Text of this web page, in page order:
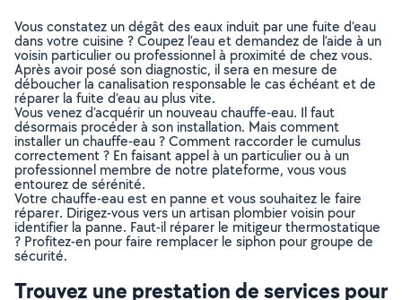
Vous constatez un dégât des eaux induit par une fuite d’eau
dans votre cuisine ? Coupez l’eau et demandez de l’aide à un
voisin particulier ou professionnel à proximité de chez vous.
Après avoir posé son diagnostic, il sera en mesure de
déboucher la canalisation responsable le cas échéant et de
réparer la fuite d’eau au plus vite.
Vous venez d’acquérir un nouveau chauffe-eau. Il faut
désormais procéder à son installation. Mais comment
installer un chauffe-eau ? Comment raccorder le cumulus
correctement ? En faisant appel à un particulier ou à un
professionnel membre de notre plateforme, vous vous
entourez de sérénité.
Votre chauffe-eau est en panne et vous souhaitez le faire
réparer. Dirigez-vous vers un artisan plombier voisin pour
identifier la panne. Faut-il réparer le mitigeur thermostatique
? Profitez-en pour faire remplacer le siphon pour groupe de
sécurité.
Trouvez une prestation de services pour